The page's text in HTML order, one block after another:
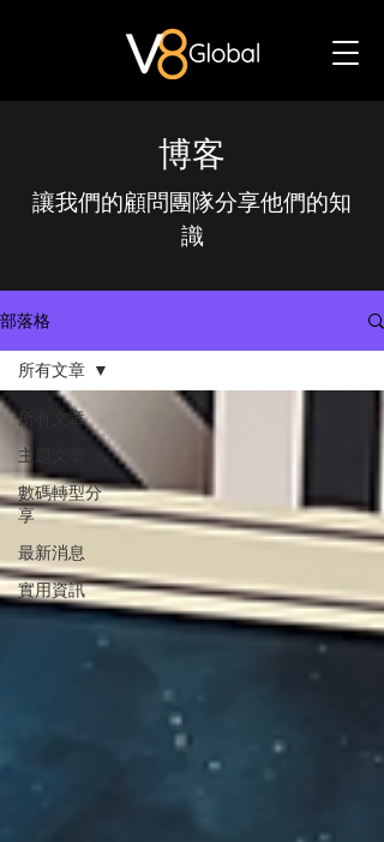
博客
讓我們的顧問團隊分享他們的知
識
部落格
所有文章
主題文章
數碼轉型分
享
最新消息
實用資訊
所有文章